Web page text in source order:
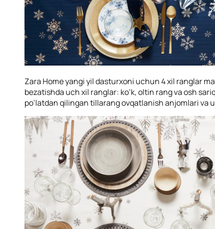
Zara Home yangi yil dasturxoni uchun 4 xil ranglar
bezatishda uch xil ranglar: ko’k, oltin rang va osh
po’latdan qilingan tillarang ovqatlanish anjomlari va